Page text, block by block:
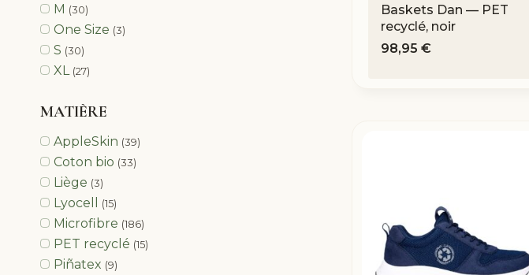
Baskets Dan — PET
recyclé, noir
98,95 €
M (30)
One Size (3)
S (30)
XL (27)
MATIÈRE
AppleSkin (39)
Coton bio (33)
Liège (3)
Lyocell (15)
Microfibre (186)
PET recyclé (15)
Piñatex (9)